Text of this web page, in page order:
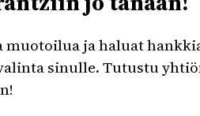
muotoilua ja haluat
sinulle. Tutustu